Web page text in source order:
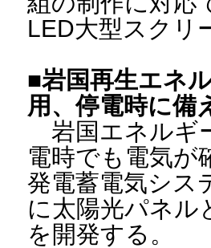
LED大型スクリ
■岩国再生エネ
用、停電時に備
岩国エネルギ
電時でも電気が
発電蓄電気シス
に太陽光パネル
を開発する。